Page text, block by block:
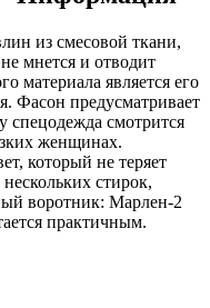
из смесовой ткани,
мнется и отводит
материала является его
Фасон предусматривает
спецодежда смотрится
женщинах.
который не теряет
стирок,
воротник: Марлен-2
практичным.